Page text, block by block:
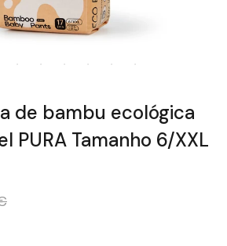
de bambu ecológica
PURA Tamanho 6/XXL